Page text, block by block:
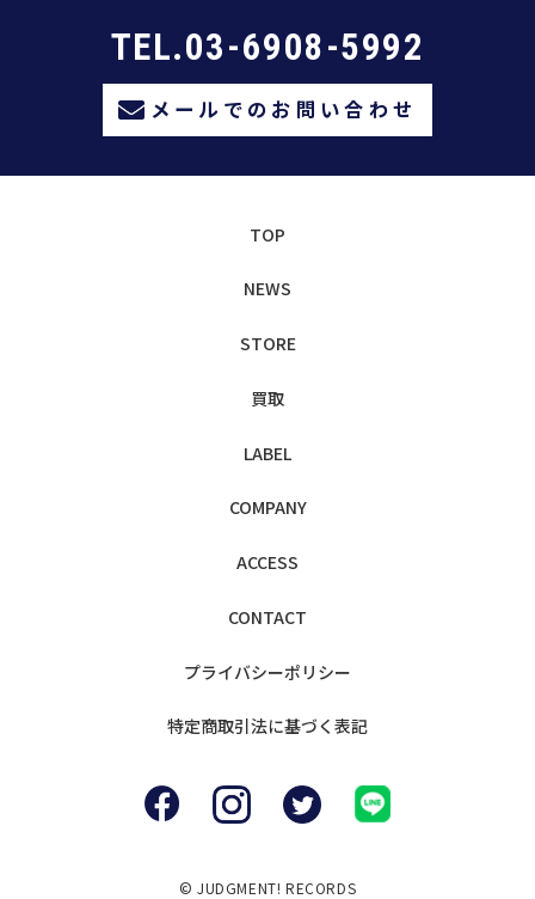
TEL.03-6908-5992
メールでのお問い合わせ
TOP
NEWS
STORE
買取
LABEL
COMPANY
ACCESS
CONTACT
プライバシーポリシー
特定商取引法に基づく表記
© JUDGMENT! RECORDS